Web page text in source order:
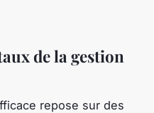
de la gestion
repose sur des